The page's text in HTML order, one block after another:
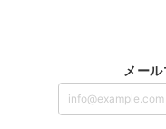
メー